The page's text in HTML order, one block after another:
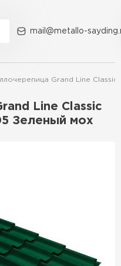
mail@metallo-
Grand Line
Line Classic
Зеленый мох
О компании Контакты